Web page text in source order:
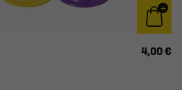
4,00 €